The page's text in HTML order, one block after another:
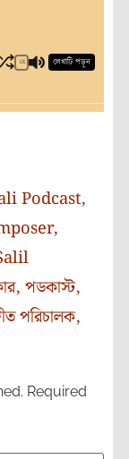
1X লেখাটি পড়ুন
Podcast,
,
, পডকাস্ট,
পরিচালক,
Required